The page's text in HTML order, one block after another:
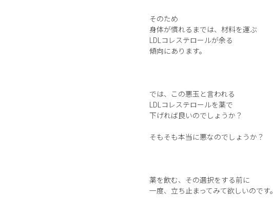
そのため
身体が慣れるまでは、材料を運ぶ
LDLコレステロールが余る
傾向にあります。
では、この悪玉と言われる
LDLコレステロールを薬で
下げれば良いのでしょうか？
そもそも本当に悪なのでしょうか？
薬を飲む、その選択をする前に
一度、立ち止まってみて欲しいのです。